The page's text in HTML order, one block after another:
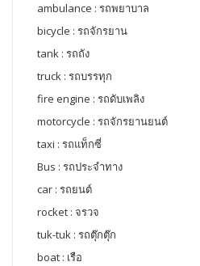
ambulance : รถพยาบาล
bicycle : รถจักรยาน
tank : รถถัง
truck : รถบรรทุก
fire engine : รถดับเพลิง
motorcycle : รถจักรยานยนต์
taxi : รถแท็กซี่
Bus : รถประจำทาง
car : รถยนต์
rocket : จรวจ
tuk-tuk : รถตุ๊กตุ๊ก
boat : เรือ